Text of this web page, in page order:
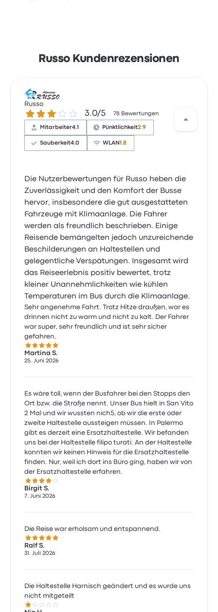
Russo Kundenrezensionen
Russo
3.0 von 5 Sternen3.0/5 78 Bewertungen
Mitarbeiter4.1 Pünktlichkeit2.9
Sauberkeit4.0 WLAN1.8
Die Nutzerbewertungen für Russo heben die
Zuverlässigkeit und den Komfort der Busse
hervor, insbesondere die gut ausgestatteten
Fahrzeuge mit Klimaanlage. Die Fahrer
werden als freundlich beschrieben. Einige
Reisende bemängelten jedoch unzureichende
Beschilderungen an Haltestellen und
gelegentliche Verspätungen. Insgesamt wird
das Reiseerlebnis positiv bewertet, trotz
kleiner Unannehmlichkeiten wie kühlen
Temperaturen im Bus durch die Klimaanlage.
Sehr angenehme Fahrt. Trotz Hitze draußen, war es
drinnen nicht zu warm und nicht zu kalt. Der Fahrer
war super, sehr freundlich und ist sehr sicher
gefahren.
5.0 von 5 Sternen
Martina S.
25. Juni 2026
Es wäre toll, wenn der Busfahrer bei den Stopps den
Ort bzw. die Straße nennt. Unser Bus hielt in San Vito
2 Mal und wir wussten nich5, ob wir die erste oder
zweite Haltestelle aussteigen müssen. In Palermo
gibt es derzeit eine Ersatzhaltestelle. Wir befanden
uns bei der Haltestelle filipo turati. An der Haltestelle
konnten wir keinen Hinweis für die Ersatzhaltestelle
finden. Nur, weil ich dort ins Büro ging, haben wir von
der Ersatzhaltestelle erfahren.
4.0 von 5 Sternen
Birgit S.
7. Juni 2026
Die Reise war erholsam und entspannend.
5.0 von 5 Sternen
Ralf S.
31. Juli 2026
Die Haltestelle Harnisch geändert und es wurde uns
nicht mitgeteilt
1.0 von 5 Sternen